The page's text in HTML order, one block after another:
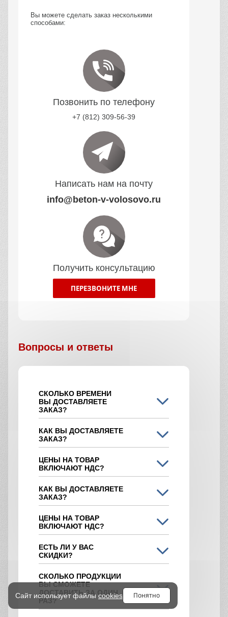
Вы можете сделать заказ несколькими
способами:
Позвонить по телефону
+7 (812) 309-56-39
Написать нам на почту
info@beton-v-volosovo.ru
Получить консультацию
ПЕРЕЗВОНИТЕ МНЕ
Вопросы и ответы
СКОЛЬКО ВРЕМЕНИ
ВЫ ДОСТАВЛЯЕТЕ
ЗАКАЗ?
КАК ВЫ ДОСТАВЛЯЕТЕ
ЗАКАЗ?
ЦЕНЫ НА ТОВАР
ВКЛЮЧАЮТ НДС?
КАК ВЫ ДОСТАВЛЯЕТЕ
ЗАКАЗ?
ЦЕНЫ НА ТОВАР
ВКЛЮЧАЮТ НДС?
ЕСТЬ ЛИ У ВАС
СКИДКИ?
СКОЛЬКО ПРОДУКЦИИ
ВЫ СМОЖЕТЕ
ДОСТАВИТЬ ЗА ОДИН
РАЗ?
Сайт использует файлыcookies Понятно